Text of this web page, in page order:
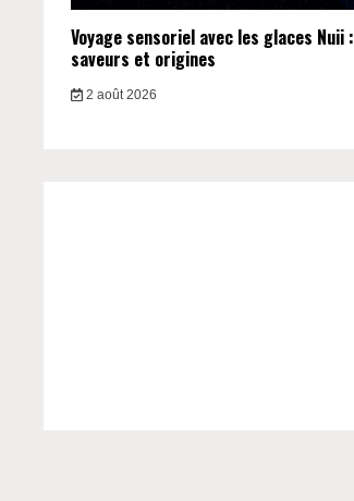
Voyage sensoriel avec les glaces Nuii :
saveurs et origines
2 août 2026